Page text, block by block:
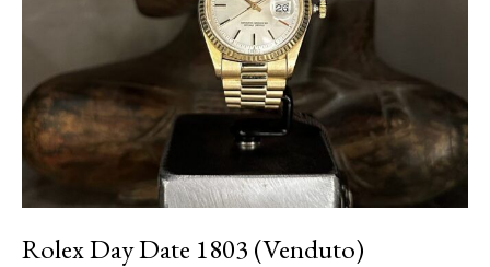
Rolex Day Date 1803 (Venduto)